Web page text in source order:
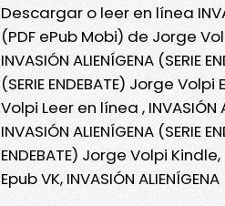
Descargar o leer en línea
(PDF ePub Mobi) de Jorge
INVASIÓN ALIENÍGENA (SERIE
(SERIE ENDEBATE) Jorge Volpi
Volpi Leer en línea , INVASIÓN
INVASIÓN ALIENÍGENA (SERIE
ENDEBATE) Jorge Volpi Kindle,
Epub VK, INVASIÓN